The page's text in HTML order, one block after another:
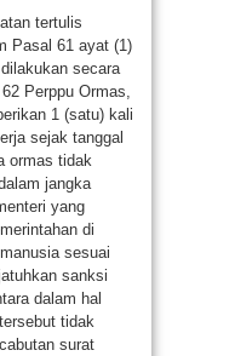
tertulis
Pasal 61 ayat (1)
secara
Perppu Ormas,
1 (satu) kali
sejak tanggal
ormas tidak
jangka
yang
di
sesuai
sanksi
dalam hal
tidak
surat